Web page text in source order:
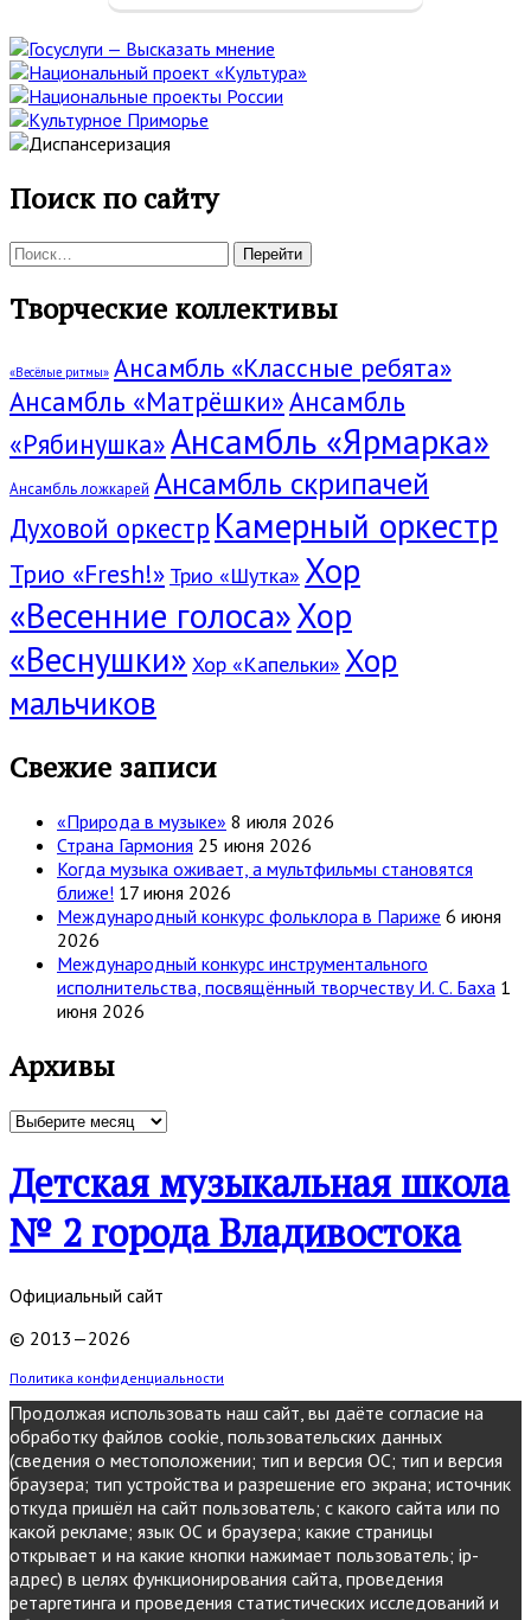
Поиск по сайту
Поиск:
Творческие коллективы
«Весёлые ритмы» Ансамбль «Классные ребята»
Ансамбль «Матрёшки»Ансамбль
«Рябинушка»Ансамбль «Ярмарка»
Ансамбль ложкарей Ансамбль скрипачей
Духовой оркестр Камерный оркестр
Трио «Fresh!» Трио «Шутка» Хор
«Весенние голоса»Хор
«Веснушки» Хор «Капельки» Хор
мальчиков
Свежие записи
«Природа в музыке» 8 июля 2026
Страна Гармония 25 июня 2026
Когда музыка оживает, а мультфильмы становятся
ближе! 17 июня 2026
Международный конкурс фольклора в Париже 6 июня
2026
Международный конкурс инструментального
исполнительства, посвящённый творчеству И. С. Баха 1
июня 2026
Архивы
Архивы
Детская музыкальная школа
№ 2 города Владивостока
Официальный сайт
© 2013—2026
Политика конфиденциальности
Продолжая использовать наш сайт, вы даёте согласие на
обработку файлов cookie, пользовательских данных
(сведения о местоположении; тип и версия ОС; тип и версия
браузера; тип устройства и разрешение его экрана; источник
откуда пришёл на сайт пользователь; с какого сайта или по
какой рекламе; язык ОС и браузера; какие страницы
открывает и на какие кнопки нажимает пользователь; ip-
адрес) в целях функционирования сайта, проведения
ретаргетинга и проведения статистических исследований и